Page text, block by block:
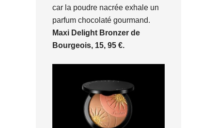
car la poudre nacrée exhale un
parfum chocolaté gourmand.
Maxi Delight Bronzer de
Bourgeois, 15, 95 €.